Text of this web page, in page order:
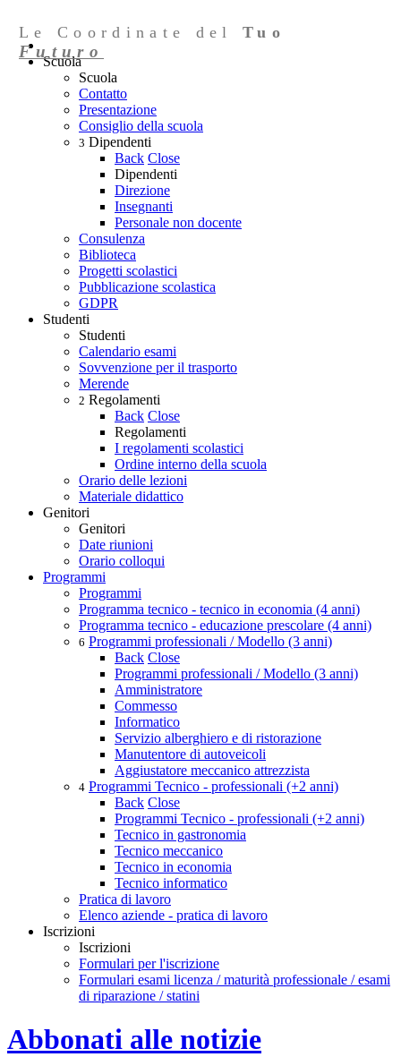
Le Coordinate delTuo
Futuro
Scuola
Scuola
Contatto
Presentazione
Consiglio della scuola
3 Dipendenti
Back Close
Dipendenti
Direzione
Insegnanti
Personale non docente
Consulenza
Biblioteca
Progetti scolastici
Pubblicazione scolastica
GDPR
Studenti
Studenti
Calendario esami
Sovvenzione per il trasporto
Merende
2 Regolamenti
Back Close
Regolamenti
I regolamenti scolastici
Ordine interno della scuola
Orario delle lezioni
Materiale didattico
Genitori
Genitori
Date riunioni
Orario colloqui
Programmi
Programmi
Programma tecnico - tecnico in economia (4 anni)
Programma tecnico - educazione prescolare (4 anni)
6 Programmi professionali / Modello (3 anni)
Back Close
Programmi professionali / Modello (3 anni)
Amministratore
Commesso
Informatico
Servizio alberghiero e di ristorazione
Manutentore di autoveicoli
Aggiustatore meccanico attrezzista
4 Programmi Tecnico - professionali (+2 anni)
Back Close
Programmi Tecnico - professionali (+2 anni)
Tecnico in gastronomia
Tecnico meccanico
Tecnico in economia
Tecnico informatico
Pratica di lavoro
Elenco aziende - pratica di lavoro
Iscrizioni
Iscrizioni
Formulari per l'iscrizione
Formulari esami licenza / maturità professionale / esami
di riparazione / statini
Abbonati alle notizie